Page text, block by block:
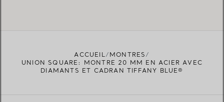
ACCUEIL
MONTRES
UNION SQUARE: MONTRE 20 MM EN ACIER AVEC
DIAMANTS ET CADRAN TIFFANY BLUE®